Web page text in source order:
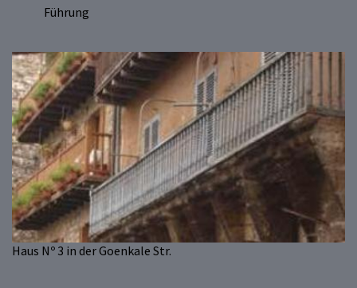
Führung
Haus Nº 3 in der Goenkale Str.